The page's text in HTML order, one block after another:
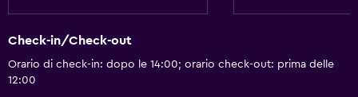
Strutture per riunioni/ricevimenti
Check-in/Check-out
Orario di check-in: dopo le 14:00; orario check-out: prima delle
12:00